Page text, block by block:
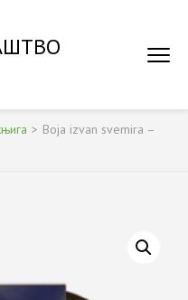
> Boja izvan svemira –